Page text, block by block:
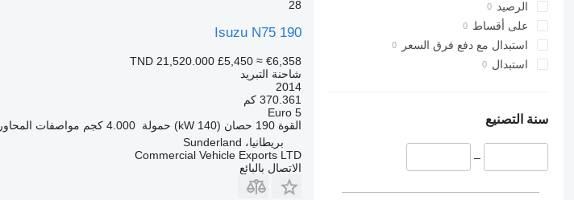
الرصيد
على أقساط
استبدال مع دفع فرق السعر
استبدال
سنة التصنيع
–
28
Isuzu N75 190
TND 21,520.000 £5,450 ≈ €6,358
شاحنة التبريد
2014
370.361 كم
Euro 5
القوة 190 حصان (140 kW) حمولة 4.000 كجم مواصفات المحاور
بريطانيا، Sunderland
Commercial Vehicle Exports LTD
الاتصال بالبائع